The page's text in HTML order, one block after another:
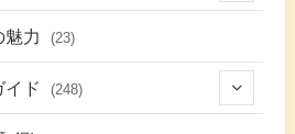
魅力 (23)
イド (248)